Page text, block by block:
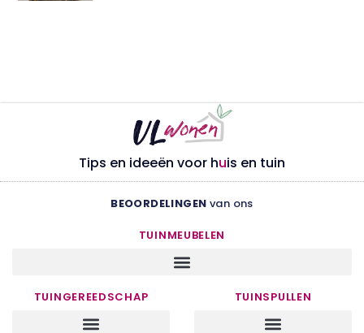
Tips en ideeën voor huis en tuin
BEOORDELINGEN van ons
TUINMEUBELEN
TUINGEREEDSCHAP TUINSPULLEN